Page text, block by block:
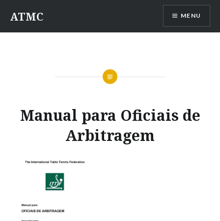
para
conteúdo
ATMC MENU
Manual para Oficiais de
Arbitragem